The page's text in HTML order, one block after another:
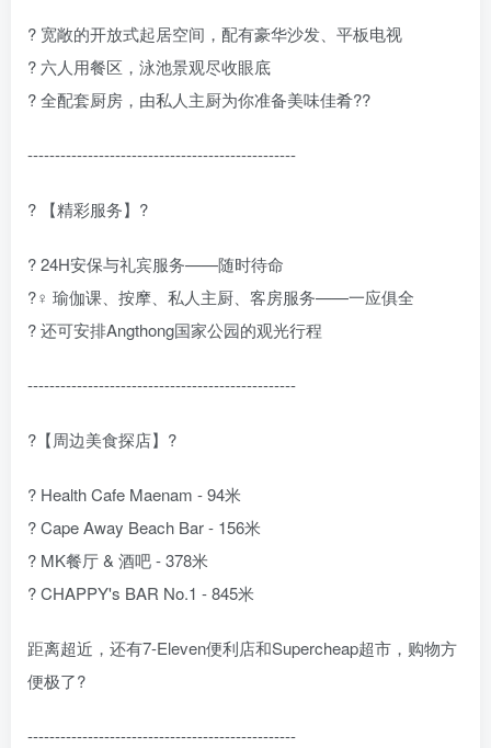
? 宽敞的开放式起居空间，配有豪华沙发、平板电视
?️ 六人用餐区，泳池景观尽收眼底
? 全配套厨房，由私人主厨为你准备美味佳肴?‍?
-------------------------------------------------
? 【精彩服务】?
? 24H安保与礼宾服务——随时待命
?‍♀️ 瑜伽课、按摩、私人主厨、客房服务——一应俱全
? 还可安排Angthong国家公园的观光行程
-------------------------------------------------
?️【周边美食探店】?️
? Health Cafe Maenam - 94米
? Cape Away Beach Bar - 156米
? MK餐厅 & 酒吧 - 378米
? CHAPPY's BAR No.1 - 845米
距离超近，还有7-Eleven便利店和Supercheap超市，购物方
便极了?
-------------------------------------------------